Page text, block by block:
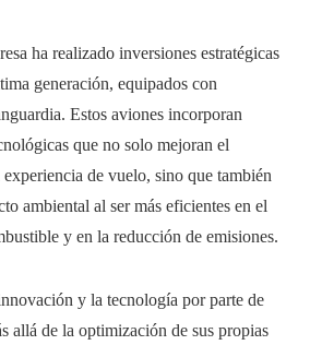
ha realizado inversiones estratégicas
generación, equipados con
Estos aviones incorporan
que no solo mejoran el
de vuelo, sino que también
ambiental al ser más eficientes en el
y en la reducción de emisiones.
y la tecnología por parte de
allá de la optimización de sus propias